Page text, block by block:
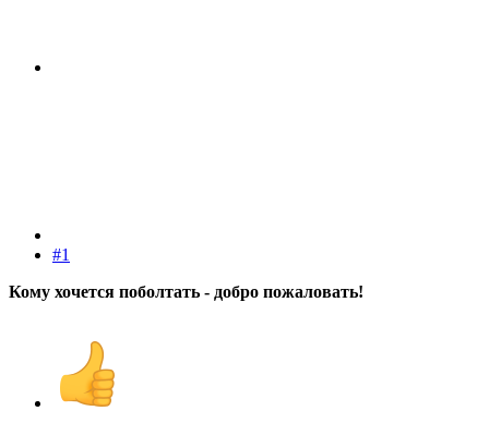
#1
Кому хочется поболтать - добро пожаловать!